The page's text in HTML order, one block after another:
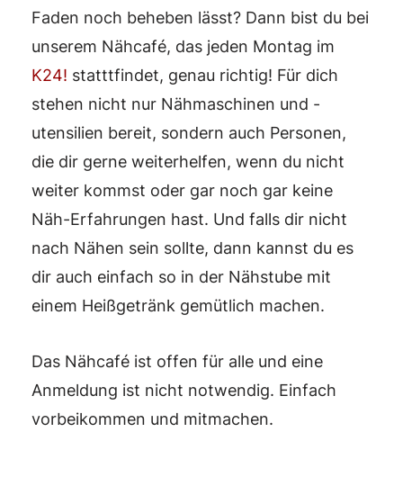
Faden noch beheben lässt? Dann bist du bei
unserem Nähcafé, das jeden Montag im
K24! statttfindet, genau richtig! Für dich
stehen nicht nur Nähmaschinen und -
utensilien bereit, sondern auch Personen,
die dir gerne weiterhelfen, wenn du nicht
weiter kommst oder gar noch gar keine
Näh-Erfahrungen hast. Und falls dir nicht
nach Nähen sein sollte, dann kannst du es
dir auch einfach so in der Nähstube mit
einem Heißgetränk gemütlich machen.
Das Nähcafé ist offen für alle und eine
Anmeldung ist nicht notwendig. Einfach
vorbeikommen und mitmachen.